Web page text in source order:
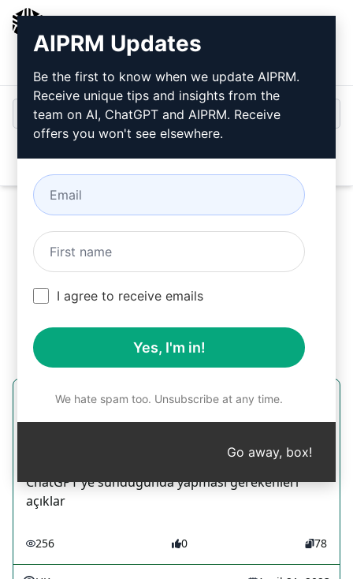
Giriş
Bunları kullanın DevOps Prompts AIPRM'yi
yükledikten sonra ChatGPT'de ücretsiz olarak.
Bu talebe cevap verme
Kullanıcının belirli değişkenleri doldurup
ChatGPT'ye sunduğunda yapması gerekenleri
açıklar
256 0 78
AIPRM Updates
Be the first to know when we update AIPRM.
Receive unique tips and insights from the
team on AI, ChatGPT and AIPRM. Receive
offers you won't see elsewhere.
I agree to receive emails
Yes, I'm in!
We hate spam too. Unsubscribe at any time.
Go away, box!